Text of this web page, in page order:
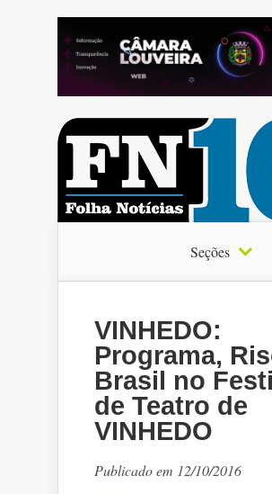
Seções
VINHEDO:
Programa,
Brasil no
de Teatro de
VINHEDO
Publicado em 12/10/2016